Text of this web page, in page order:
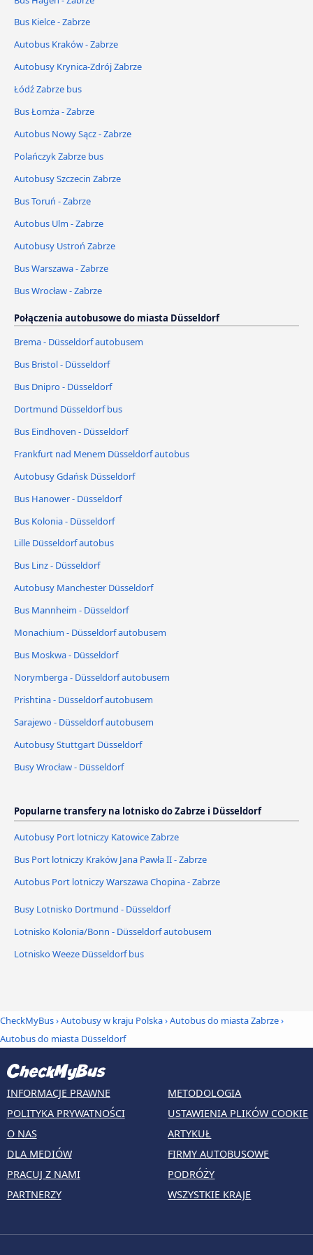
Bus Kielce - Zabrze
Autobus Kraków - Zabrze
Autobusy Krynica-Zdrój Zabrze
Łódź Zabrze bus
Bus Łomża - Zabrze
Autobus Nowy Sącz - Zabrze
Polańczyk Zabrze bus
Autobusy Szczecin Zabrze
Bus Toruń - Zabrze
Autobus Ulm - Zabrze
Autobusy Ustroń Zabrze
Bus Warszawa - Zabrze
Bus Wrocław - Zabrze
Połączenia autobusowe do miasta Düsseldorf
Brema - Düsseldorf autobusem
Bus Bristol - Düsseldorf
Bus Dnipro - Düsseldorf
Dortmund Düsseldorf bus
Bus Eindhoven - Düsseldorf
Frankfurt nad Menem Düsseldorf autobus
Autobusy Gdańsk Düsseldorf
Bus Hanower - Düsseldorf
Bus Kolonia - Düsseldorf
Lille Düsseldorf autobus
Bus Linz - Düsseldorf
Autobusy Manchester Düsseldorf
Bus Mannheim - Düsseldorf
Monachium - Düsseldorf autobusem
Bus Moskwa - Düsseldorf
Norymberga - Düsseldorf autobusem
Prishtina - Düsseldorf autobusem
Sarajewo - Düsseldorf autobusem
Autobusy Stuttgart Düsseldorf
Busy Wrocław - Düsseldorf
Popularne transfery na lotnisko do Zabrze i Düsseldorf
Autobusy Port lotniczy Katowice Zabrze
Bus Port lotniczy Kraków Jana Pawła II - Zabrze
Autobus Port lotniczy Warszawa Chopina - Zabrze
Busy Lotnisko Dortmund - Düsseldorf
Lotnisko Kolonia/Bonn - Düsseldorf autobusem
Lotnisko Weeze Düsseldorf bus
CheckMyBus›Autobusy w kraju Polska›Autobus do miasta Zabrze›
Autobus do miasta Düsseldorf
INFORMACJE PRAWNE
POLITYKA PRYWATNOŚCI
O NAS
DLA MEDIÓW
PRACUJ Z NAMI
PARTNERZY
METODOLOGIA
USTAWIENIA PLIKÓW COOKIE
ARTYKUŁ
FIRMY AUTOBUSOWE
PODRÓŻY
WSZYSTKIE KRAJE